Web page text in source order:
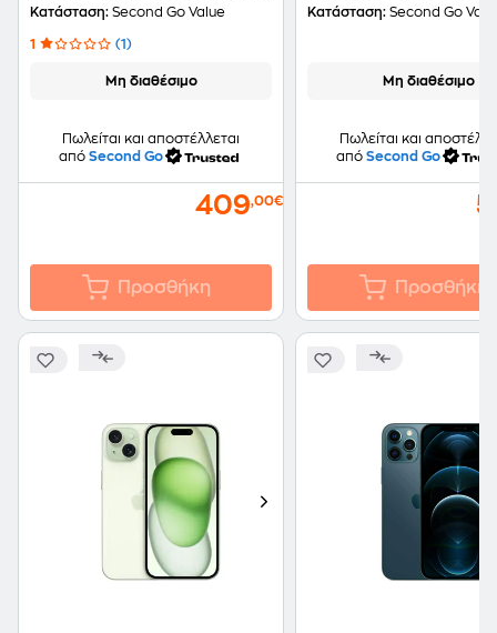
second go value Certified
Κατάσταση: Second Go Value
1 (1)
Μη διαθέσιμο
Πωλείται και αποστέλλεται
από Second Go
409,00€
Προσθήκη
second go value
Κατάσταση: Second Go
Μη διαθέσιμο
Πωλείται και
από Second Go
Προσθήκη